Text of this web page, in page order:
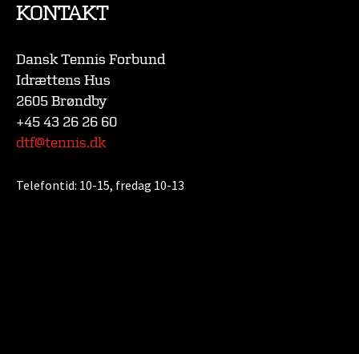
KONTAKT
Dansk Tennis Forbund
Idrættens Hus
2605 Brøndby
+45 43 26 26 60
dtf@tennis.dk
Telefontid: 10-15, fredag 10-13